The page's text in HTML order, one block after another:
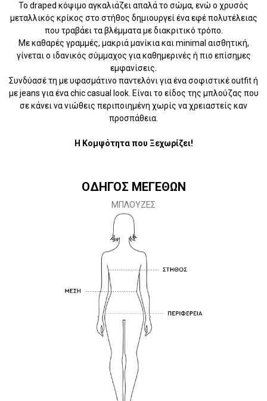
Το draped κόψιμο αγκαλιάζει απαλά το σώμα, ενώ ο χρυσός
μεταλλικός κρίκος στο στήθος δημιουργεί ένα εφέ πολυτέλειας
που τραβάει τα βλέμματα με διακριτικό τρόπο.
Με καθαρές γραμμές, μακριά μανίκια και minimal αισθητική,
γίνεται ο ιδανικός σύμμαχος για καθημερινές ή πιο επίσημες
εμφανίσεις.
Συνδύασέ τη με υφασμάτινο παντελόνι για ένα σοφιστικέ outfit ή
με jeans για ένα chic casual look. Είναι το είδος της μπλούζας που
σε κάνει να νιώθεις περιποιημένη χωρίς να χρειαστείς καν
προσπάθεια.
Η Κομψότητα που Ξεχωρίζει!
ΟΔΗΓΟΣ ΜΕΓΕΘΩΝ
ΜΠΛΟΥΖΕΣ